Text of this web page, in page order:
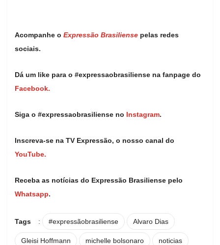
Acompanhe o Expressão Brasiliense pelas redes
sociais.
Dá um like para o #expressaobrasiliense na fanpage do
Facebook.
Siga o #expressaobrasiliense no Instagram.
Inscreva-se na TV Expressão, o nosso canal do
YouTube.
Receba as notícias do Expressão Brasiliense pelo
Whatsapp.
Tags : #expressãobrasiliense Alvaro Dias
Gleisi Hoffmann michelle bolsonaro noticias